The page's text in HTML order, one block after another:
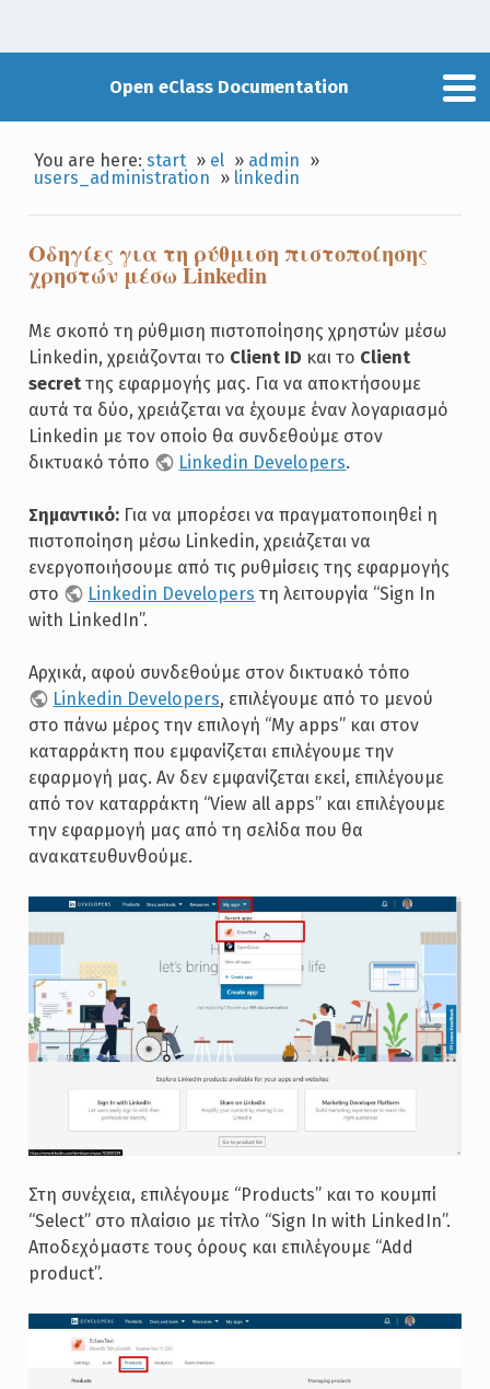
Open eClass Documentation
You are here:start » el » admin »
users_administration » linkedin
Οδηγίες για τη ρύθμιση πιστοποίησης
χρηστών μέσω Linkedin
Με σκοπό τη ρύθμιση πιστοποίησης χρηστών μέσω
Linkedin, χρειάζονται το Client ID και το Client
secretτης εφαρμογής μας. Για να αποκτήσουμε
αυτά τα δύο, χρειάζεται να έχουμε έναν λογαριασμό
Linkedin με τον οποίο θα συνδεθούμε στον
δικτυακό τόπο
Linkedin Developers.
Σημαντικό:Για να μπορέσει να πραγματοποιηθεί η
πιστοποίηση μέσω Linkedin, χρειάζεται να
ενεργοποιήσουμε από τις ρυθμίσεις της εφαρμογής
στο
Linkedin Developers τη λειτουργία “Sign In
with LinkedIn”.
Αρχικά, αφού συνδεθούμε στον δικτυακό τόπο
Linkedin Developers, επιλέγουμε από το μενού
στο πάνω μέρος την επιλογή “My apps” και στον
καταρράκτη που εμφανίζεται επιλέγουμε την
εφαρμογή μας. Αν δεν εμφανίζεται εκεί, επιλέγουμε
από τον καταρράκτη “View all apps” και επιλέγουμε
την εφαρμογή μας από τη σελίδα που θα
ανακατευθυνθούμε.
Στη συνέχεια, επιλέγουμε “Products” και το κουμπί
“Select” στο πλαίσιο με τίτλο “Sign In with LinkedIn”.
Αποδεχόμαστε τους όρους και επιλέγουμε “Add
product”.